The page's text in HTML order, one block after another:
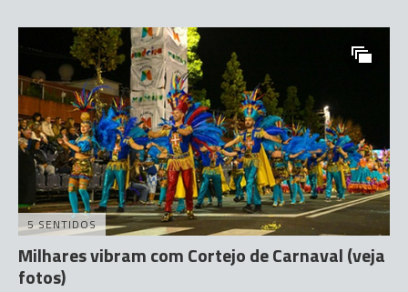
5 SENTIDOS
Milhares vibram com Cortejo de Carnaval (veja
fotos)